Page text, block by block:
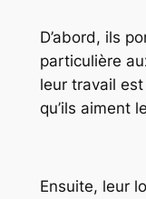
D’abord, ils
particulière
leur travail
qu’ils aiment
Ensuite, leur